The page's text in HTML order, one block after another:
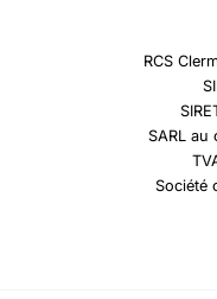
RCS
SARL au
Société